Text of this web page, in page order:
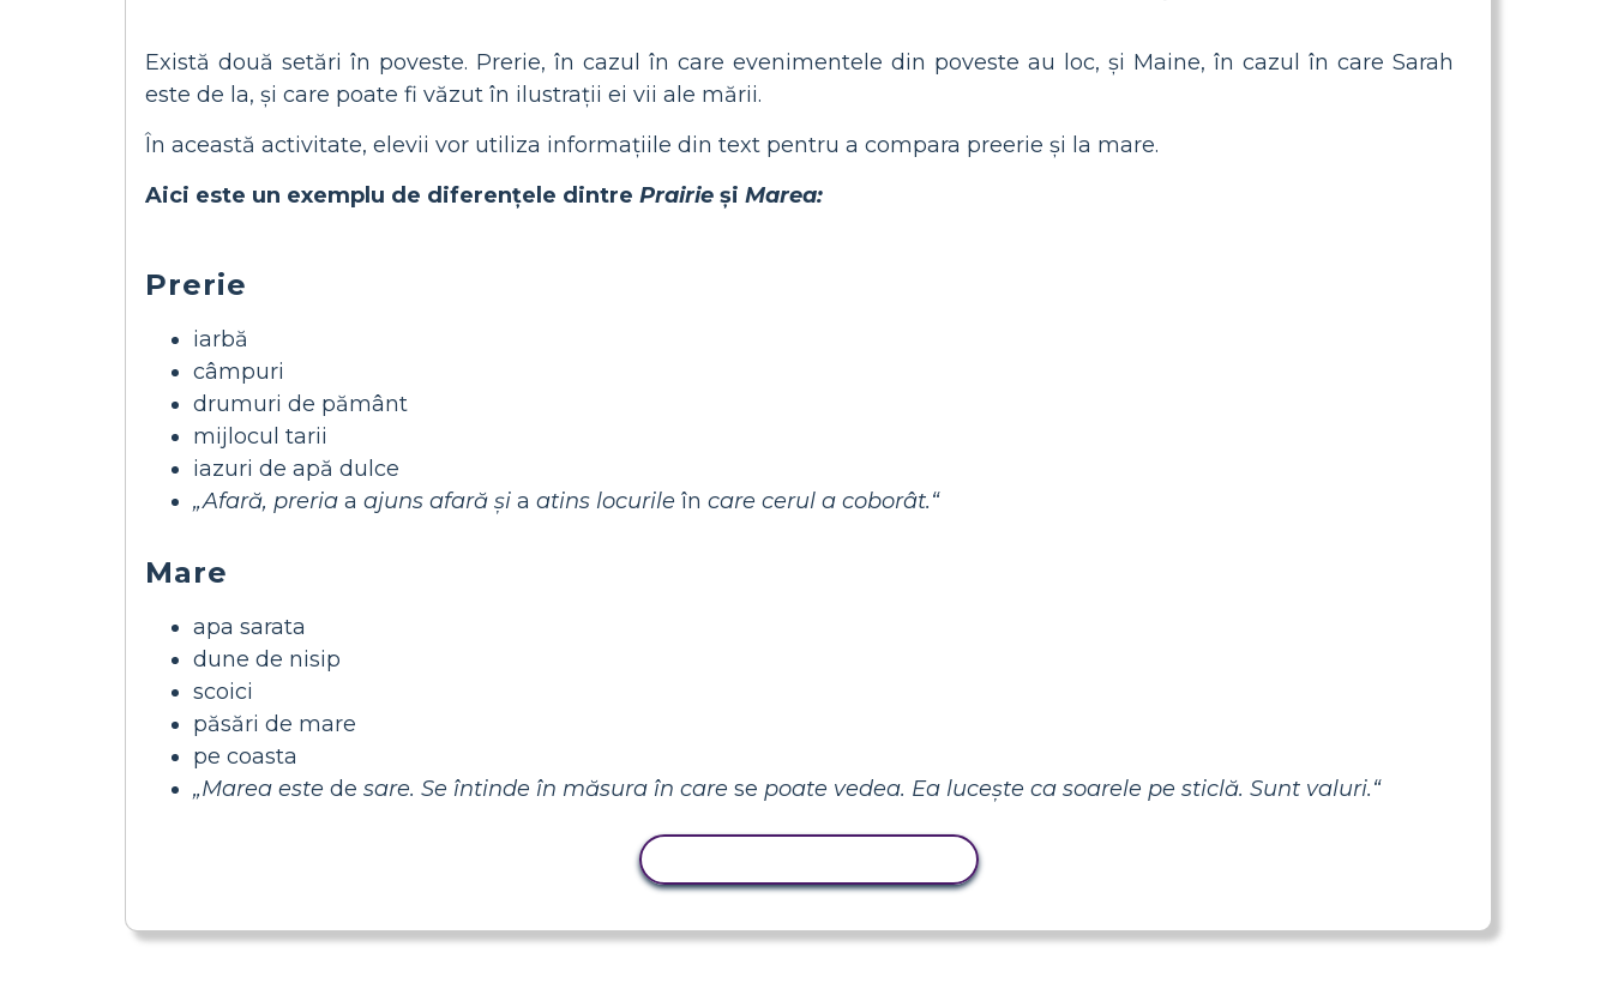
Există două setări în poveste. Prerie, în cazul în care evenimentele din poveste au loc, și Maine, în cazul în care Sarah
este de la, și care poate fi văzut în ilustrații ei vii ale mării.
În această activitate, elevii vor utiliza informațiile din text pentru a compara preerie și la mare.
Aici este un exemplu de diferențele dintre Prairie și Marea:
Prerie
iarbă
câmpuri
drumuri de pământ
mijlocul tarii
iazuri de apă dulce
„Afară, preria a ajuns afară și a atins locurile în care cerul a coborât.“
Mare
apa sarata
dune de nisip
scoici
păsări de mare
pe coasta
„Marea este de sare. Se întinde în măsura în care se poate vedea. Ea lucește ca soarele pe sticlă. Sunt valuri.“